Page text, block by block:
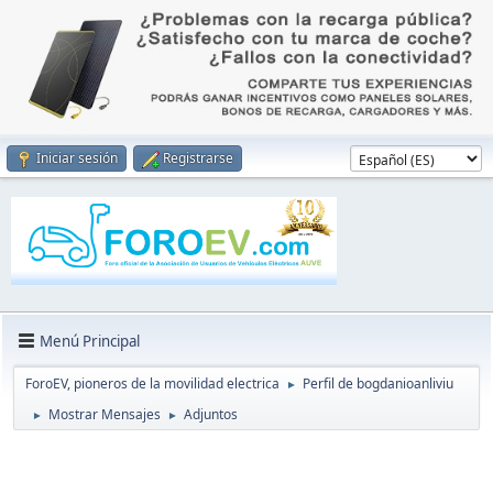
Iniciar sesión Registrarse
Menú Principal
ForoEV, pioneros de la movilidad electrica ► Perfil de bogdanioanliviu
► Mostrar Mensajes ► Adjuntos